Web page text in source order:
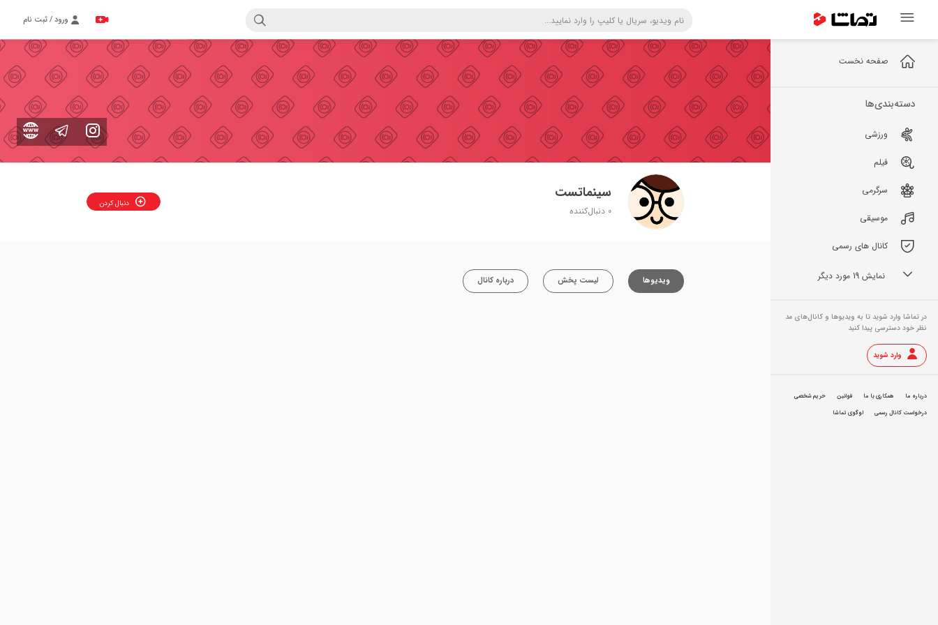
ورود / ثبت نام
صفحه نخست
دسته‌بندی‌ها
ورزشی
فیلم
سرگرمی
موسیقی
کانال های رسمی
نمایش 19 مورد دیگر
در تماشا وارد شوید تا به ویدیو‌ها و کانال‌های مد
نظر خود دسترسی پیدا کنید
وارد شوید
درباره ما همکاری با ما قوانین
حریم شخصی
درخواست کانال رسمی
لوگوی تماشا
سینماتست
0 دنبال‌کننده
دنبال کردن
ویدیوها لیست پخش درباره کانال